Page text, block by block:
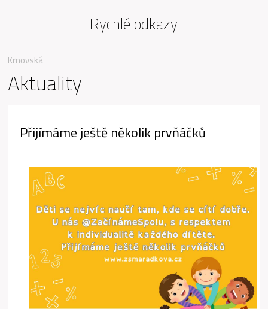
Krnovská
Aktuality
Přijímáme ještě několik prvňáčků
Rychlé odkazy